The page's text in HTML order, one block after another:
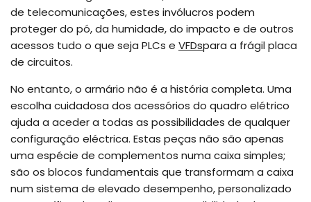
de telecomunicações, estes invólucros podem
proteger do pó, da humidade, do impacto e de outros
acessos tudo o que seja PLCs e VFDspara a frágil placa
de circuitos.
No entanto, o armário não é a história completa. Uma
escolha cuidadosa dos acessórios do quadro elétrico
ajuda a aceder a todas as possibilidades de qualquer
configuração eléctrica. Estas peças não são apenas
uma espécie de complementos numa caixa simples;
são os blocos fundamentais que transformam a caixa
num sistema de elevado desempenho, personalizado